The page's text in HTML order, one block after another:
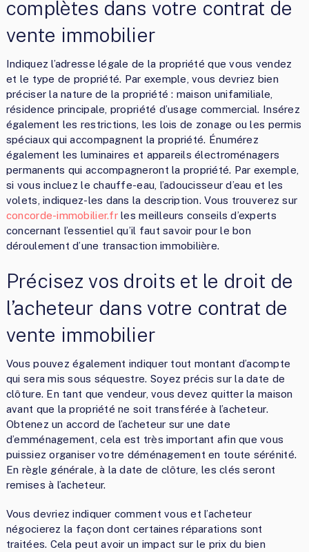
complètes dans votre contrat de
vente immobilier
Indiquez l’adresse légale de la propriété que vous vendez
et le type de propriété. Par exemple, vous devriez bien
préciser la nature de la propriété : maison unifamiliale,
résidence principale, propriété d’usage commercial. Insérez
également les restrictions, les lois de zonage ou les permis
spéciaux qui accompagnent la propriété. Énumérez
également les luminaires et appareils électroménagers
permanents qui accompagneront la propriété. Par exemple,
si vous incluez le chauffe-eau, l’adoucisseur d’eau et les
volets, indiquez-les dans la description. Vous trouverez sur
concorde-immobilier.frles meilleurs conseils d’experts
concernant l’essentiel qu’il faut savoir pour le bon
déroulement d’une transaction immobilière.
Précisez vos droits et le droit de
l’acheteur dans votre contrat de
vente immobilier
Vous pouvez également indiquer tout montant d’acompte
qui sera mis sous séquestre. Soyez précis sur la date de
clôture. En tant que vendeur, vous devez quitter la maison
avant que la propriété ne soit transférée à l’acheteur.
Obtenez un accord de l’acheteur sur une date
d’emménagement, cela est très important afin que vous
puissiez organiser votre déménagement en toute sérénité.
En règle générale, à la date de clôture, les clés seront
remises à l’acheteur.
Vous devriez indiquer comment vous et l’acheteur
négocierez la façon dont certaines réparations sont
traitées. Cela peut avoir un impact sur le prix du bien